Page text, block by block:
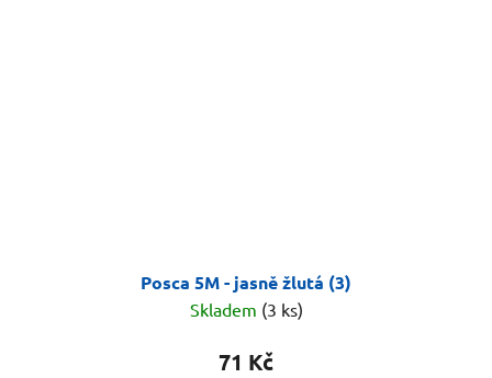
Posca 5M - jasně žlutá (3)
Skladem (3 ks)
71 Kč